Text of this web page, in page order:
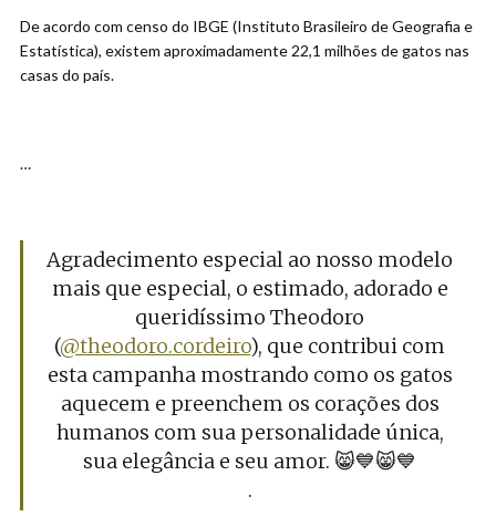
De acordo com censo do IBGE (Instituto Brasileiro de Geografia e
Estatística), existem aproximadamente 22,1 milhões de gatos nas
casas do país.
…
Agradecimento especial ao nosso modelo
mais que especial, o estimado, adorado e
queridíssimo Theodoro
(@theodoro.cordeiro), que contribui com
esta campanha mostrando como os gatos
aquecem e preenchem os corações dos
humanos com sua personalidade única,
sua elegância e seu amor. 😸💙😸💙
.